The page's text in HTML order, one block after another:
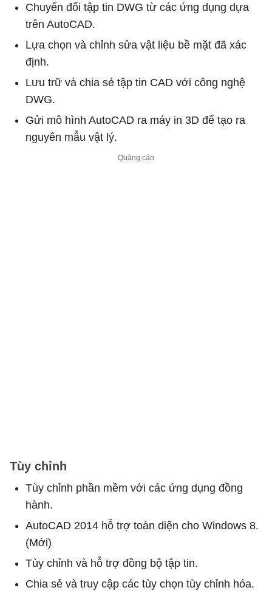
Chuyển đổi tập tin DWG từ các ứng dụng dựa
trên AutoCAD.
Lựa chọn và chỉnh sửa vật liệu bề mặt đã xác
định.
Lưu trữ và chia sẻ tập tin CAD với công nghệ
DWG.
Gửi mô hình AutoCAD ra máy in 3D để tạo ra
nguyên mẫu vật lý.
Tùy chỉnh
Tùy chỉnh phần mềm với các ứng dụng đồng
hành.
AutoCAD 2014 hỗ trợ toàn diện cho Windows 8.
(Mới)
Tùy chỉnh và hỗ trợ đồng bộ tập tin.
Chia sẻ và truy cập các tùy chọn tùy chỉnh hóa.